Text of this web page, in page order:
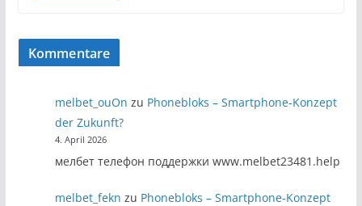
Kommentare
melbet_ouOn zu Phonebloks – Smartphone-Konzept
der Zukunft?
4. April 2026
мелбет телефон поддержки www.melbet23481.help
melbet_fekn zu Phonebloks – Smartphone-Konzept